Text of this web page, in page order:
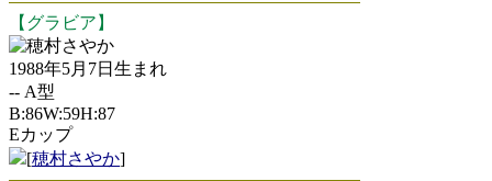
【グラビア】
穂村さやか
1988年5月7日生まれ
-- A型
B:86W:59H:87
Eカップ
[穂村さやか]